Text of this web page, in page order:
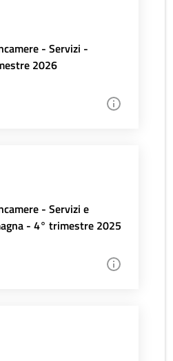
- Servizi -
2026
- Servizi e
- 4° trimestre 2025